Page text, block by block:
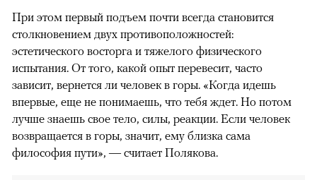
При этом первый подъем почти всегда становится
столкновением двух противоположностей:
эстетического восторга и тяжелого физического
испытания. От того, какой опыт перевесит, часто
зависит, вернется ли человек в горы. «Когда идешь
впервые, еще не понимаешь, что тебя ждет. Но потом
лучше знаешь свое тело, силы, реакции. Если человек
возвращается в горы, значит, ему близка сама
философия пути», — считает Полякова.